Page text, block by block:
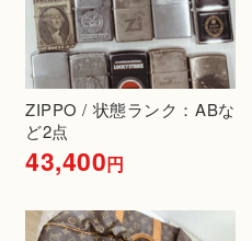
ZIPPO / 状態ランク：ABな
ど2点
43,400円